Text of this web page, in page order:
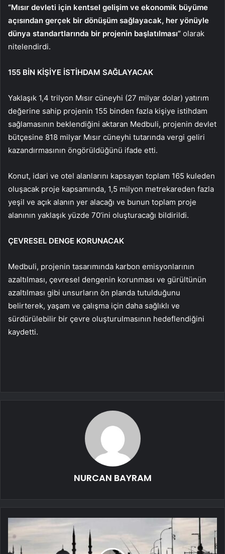
“Mısır devleti için kentsel gelişim ve ekonomik büyüme
açısından gerçek bir dönüşüm sağlayacak, her yönüyle
dünya standartlarında bir projenin başlatılması” olarak
nitelendirdi.
155 BİN KİŞİYE İSTİHDAM SAĞLAYACAK
Yaklaşık 1,4 trilyon Mısır cüneyhi (27 milyar dolar) yatırım
değerine sahip projenin 155 binden fazla kişiye istihdam
sağlamasının beklendiğini aktaran Medbuli, projenin devlet
bütçesine 818 milyar Mısır cüneyhi tutarında vergi geliri
kazandırmasının öngörüldüğünü ifade etti.
Konut, idari ve otel alanlarını kapsayan toplam 165 kuleden
oluşacak proje kapsamında, 1,5 milyon metrekareden fazla
yeşil ve açık alanın yer alacağı ve bunun toplam proje
alanının yaklaşık yüzde 70’ini oluşturacağı bildirildi.
ÇEVRESEL DENGE KORUNACAK
Medbuli, projenin tasarımında karbon emisyonlarının
azaltılması, çevresel dengenin korunması ve gürültünün
azaltılması gibi unsurların ön planda tutulduğunu
belirterek, yaşam ve çalışma için daha sağlıklı ve
sürdürülebilir bir çevre oluşturulmasının hedeflendiğini
kaydetti.
NURCAN BAYRAM